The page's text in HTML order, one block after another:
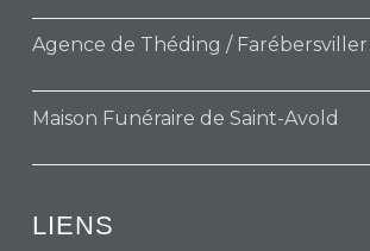
Agence de Théding / Farébersviller
Maison Funéraire de Saint-Avold
LIENS